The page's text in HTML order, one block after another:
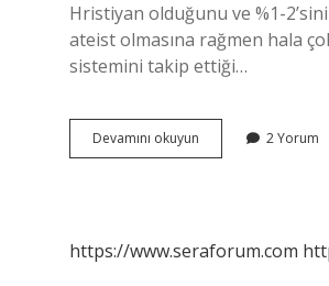
Hristiyan olduğunu ve %1-
ateist olmasına rağmen hala
sistemini takip ettiği…
Devamını okuyun
Neye
2 Yorum
https://www.seraforum.com